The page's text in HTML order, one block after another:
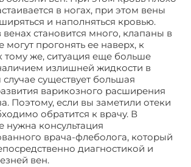
в ногах, при этом вены
и наполняться кровью.
становится много, клапаны в
могут прогонять ее наверх, к
тому же, ситуация еще больше
излишней жидкости в
случае существует большая
варикозного расширения
Поэтому, если вы заметили отеки
обратится к врачу. В
нужна консультация
врача-флеболога, который
диагностикой и
вен.